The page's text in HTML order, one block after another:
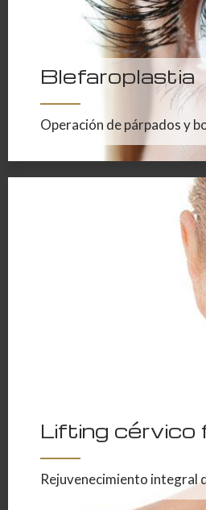
Blefaroplastia
Operación de párpados y
Lifting cérvico
Rejuvenecimiento integral